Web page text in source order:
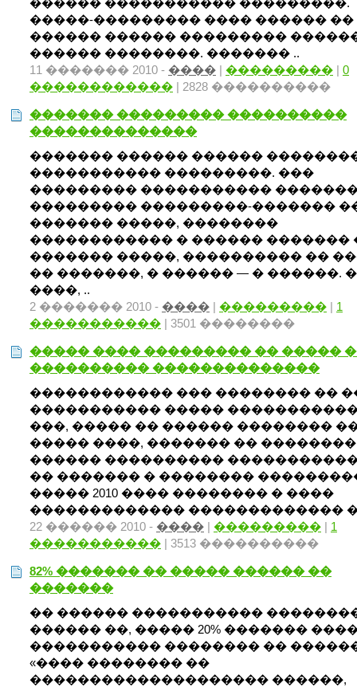
������ ����������� ���������.
�����-��������� ���� ������ ��
������ ������ ���������
������ ��������. ������� ..
11 ������� 2010 - ���� | ��������� | 0
������������ | 2828 ����������
������� ��������� ����������
��������������
������� ������ ������
����������� ���������. ���
��������� �����������
��������� ���������-�������
������� �����, ��������
������������ � ������ �������
������� �����, ���������� ��
�� �������, � ������ — � ������.
����, ..
2 ������� 2010 - ���� | ��������� | 1
����������� | 3501 ��������
����� ���� ��������� �� �����
���������� ��������������
������������ ��� �������� ��
����������� �����
���, ����� �� ������ ��������
����� ����, ������� �� ��������
������ ����������
�� ������� � ��������
����� 2010 ���� �������� � ����
������������� ������������� �
22 ������ 2010 - ���� | ��������� | 1
����������� | 3513 ����������
82% ������� �� ����� ������ ��
�������
�� ������ �����������
������ ��, ����� 20% �������
����������� �������� ��
«���� �������� ��
�������������������� ������,